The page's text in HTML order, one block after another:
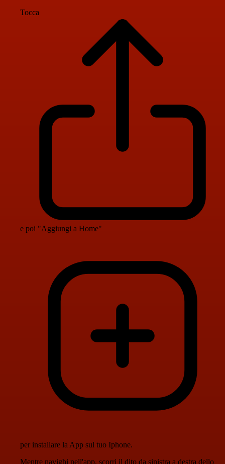
Tocca
e poi "Aggiungi a Home"
per installare la App sul tuo Iphone.
Mentre navighi nell'app, scorri il dito da sinistra a destra dello